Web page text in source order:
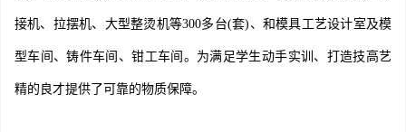
接机、拉摆机、大型整烫机等300多台(套)、和模具工艺设计室及模
型车间、铸件车间、钳工车间。为满足学生动手实训、打造技高艺
精的良才提供了可靠的物质保障。